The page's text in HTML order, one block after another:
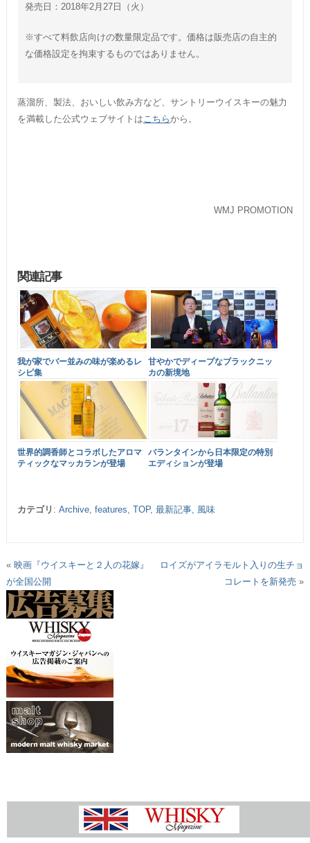
発売日：2018年2月27日（火）
※すべて料飲店向けの数量限定品です。価格は販売店の自主的
な価格設定を拘束するものではありません。
蒸溜所、製法、おいしい飲み方など、サントリーウイスキーの魅力
を満載した公式ウェブサイトは こちらから。
WMJ PROMOTION
関連記事
我が家でバー並みの味が楽めるレ
シピ集
甘やかでディープなブラックニッ
カの新境地
世界的調香師とコラボしたアロマ
ティックなマッカランが登場
バランタインから日本限定の特別
エディションが登場
カテゴリ : Archive, features TOP, 最新記事, 風味
« 映画『ウイスキーと２人の花嫁』
が全国公開
ロイズがアイラモルト入りの生チョ
コレートを新発売 »